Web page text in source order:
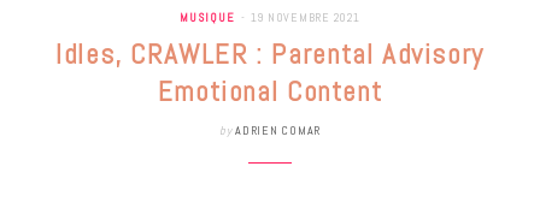
MUSIQUE 19 NOVEMBRE 2021
Idles, CRAWLER : Parental Advisory
Emotional Content
by ADRIEN COMAR